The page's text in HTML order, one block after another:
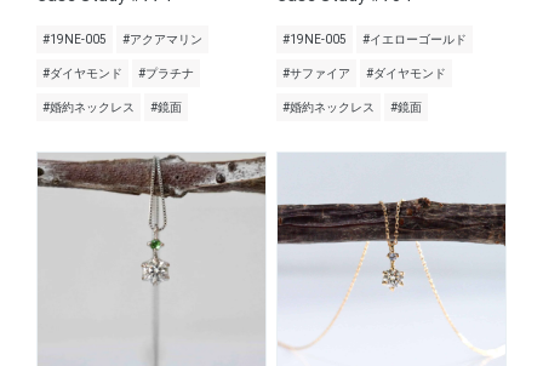
#19NE-005 #アクアマリン
#ダイヤモンド #プラチナ
#婚約ネックレス #鏡面
#19NE-005 #イエローゴールド
#サファイア #ダイヤモンド
#婚約ネックレス #鏡面